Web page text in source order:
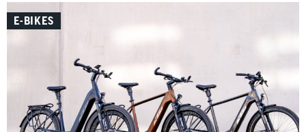
E-BIKES